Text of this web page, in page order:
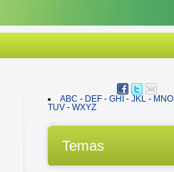
ABC - DEF - GHI - JKL - MNO
TUV - WXYZ
Temas